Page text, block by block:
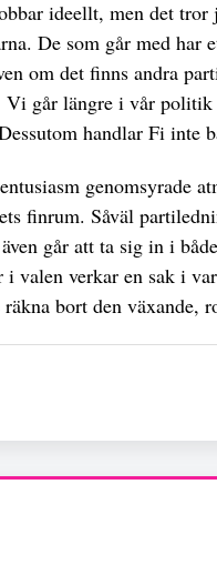
ideellt, men det
De som går med har
om det finns andra
Vi går längre i vår politik
handlar Fi inte
genomsyrade
finrum. Såväl
går att ta sig in i
i valen verkar en sak i
bort den växande,